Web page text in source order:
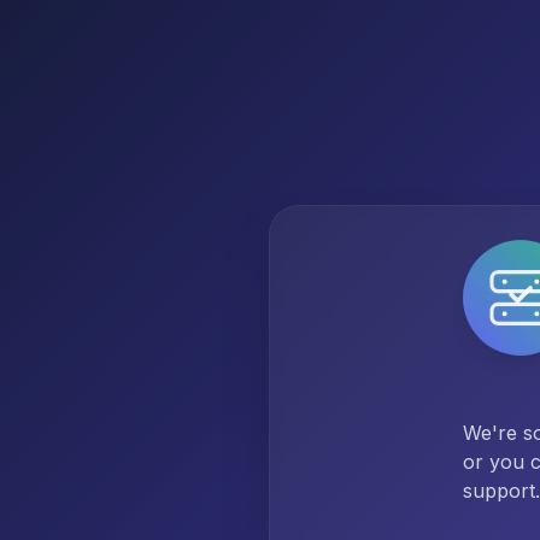
We're
or you
support.